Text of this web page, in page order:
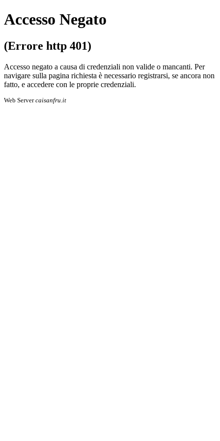
Accesso Negato
(Errore http 401)
Accesso negato a causa di credenziali non valide o mancanti. Per
navigare sulla pa­gi­na richiesta è necessario registrarsi, se an­co­ra non
fatto, e accedere con le proprie cre­den­zia­li.
Web Servercaisanfru.it